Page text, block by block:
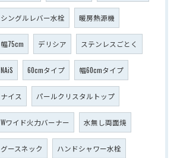
シングルレバー水栓 暖房熱源機
幅75cm デリシア ステンレスごとく
NAiS 60cmタイプ 幅60cmタイプ
ナイス パールクリスタルトップ
Wワイド火力バーナー 水無し両面焼
グースネック ハンドシャワー水栓